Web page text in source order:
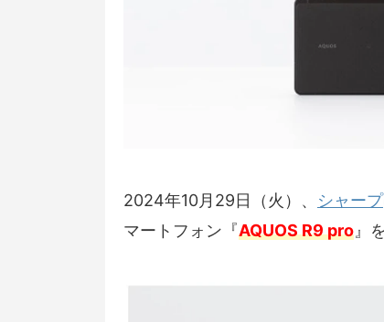
2024年10月29日（火）、 シャープ
マートフォン『AQUOS R9 pro』